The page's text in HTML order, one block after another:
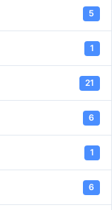
5
1
21
6
1
6